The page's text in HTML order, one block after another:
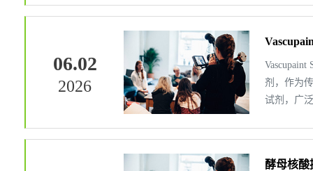
06.02
2026
剂，作为
试剂，广
酵母核酸